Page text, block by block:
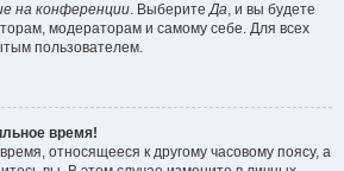
на конференции. ВыберитеДа, и вы будете
модераторам и самому себе. Для всех
пользователем.
время!
относящееся к другому часовому поясу, а